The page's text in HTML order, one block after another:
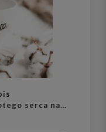
serca na